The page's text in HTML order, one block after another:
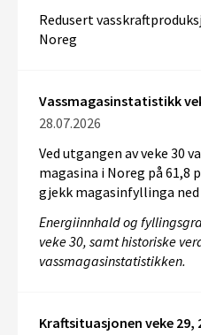
Redusert
Noreg
Vassmagasinstatistikk
28.07.2026
Ved utgangen av veke 30
magasina i Noreg på 61,8
gjekk magasinfyllinga
Energiinnhald og
veke 30, samt historiske
vassmagasinstatistikken.
Kraftsituasjonen veke 29,